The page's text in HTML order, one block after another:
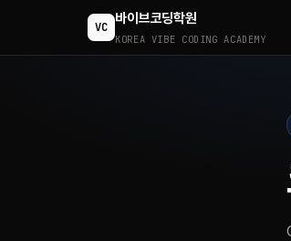
VC
바이브코딩학원
KOREA VIBE CODING ACADEMY